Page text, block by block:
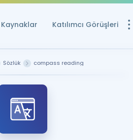
Katılımcı Görüşleri
Ücretsiz
YDS ve YÖKDİL
Sözlük compass reading